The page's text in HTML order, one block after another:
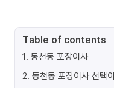
Table of contents
1. 동천동 포장이사
2. 동천동 포장이사 선택